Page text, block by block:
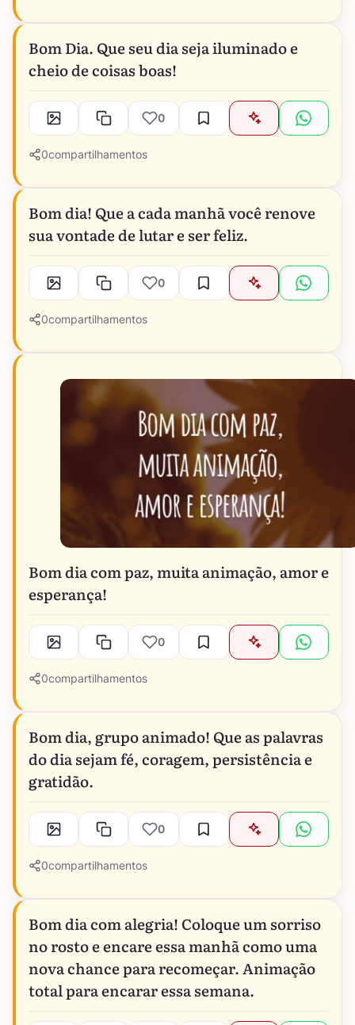
Bom Dia. Que seu dia seja iluminado e
cheio de coisas boas!
0
0compartilhamentos
Bom dia! Que a cada manhã você renove
sua vontade de lutar e ser feliz.
0
0compartilhamentos
Bom dia com paz, muita animação, amor e
esperança!
0
0compartilhamentos
Bom dia, grupo animado! Que as palavras
do dia sejam fé, coragem, persistência e
gratidão.
0
0compartilhamentos
Bom dia com alegria! Coloque um sorriso
no rosto e encare essa manhã como uma
nova chance para recomeçar. Animação
total para encarar essa semana.